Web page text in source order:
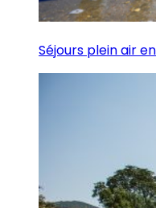
Séjours plein air